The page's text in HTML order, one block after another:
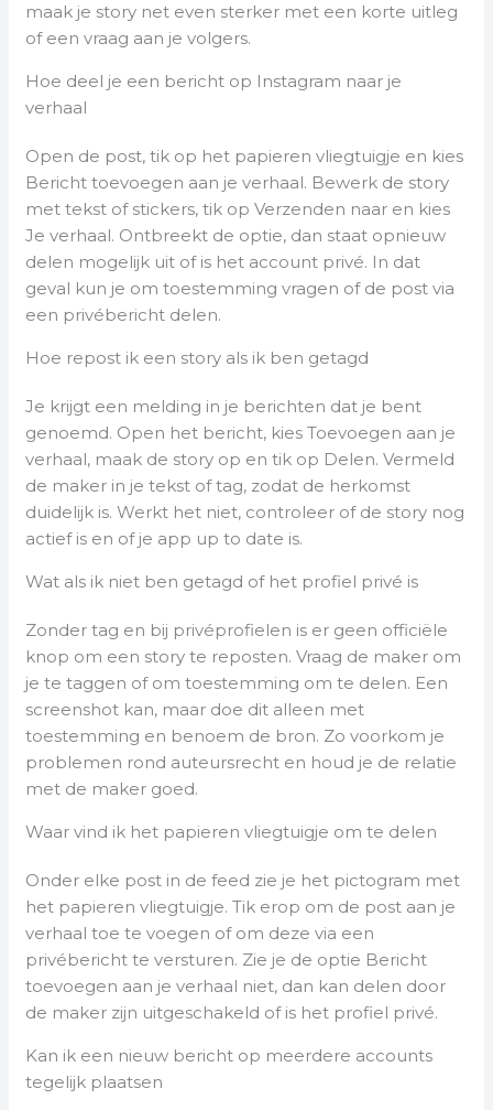
maak je story net even sterker met een korte uitleg
of een vraag aan je volgers.
Hoe deel je een bericht op Instagram naar je
verhaal
Open de post, tik op het papieren vliegtuigje en kies
Bericht toevoegen aan je verhaal. Bewerk de story
met tekst of stickers, tik op Verzenden naar en kies
Je verhaal. Ontbreekt de optie, dan staat opnieuw
delen mogelijk uit of is het account privé. In dat
geval kun je om toestemming vragen of de post via
een privébericht delen.
Hoe repost ik een story als ik ben getagd
Je krijgt een melding in je berichten dat je bent
genoemd. Open het bericht, kies Toevoegen aan je
verhaal, maak de story op en tik op Delen. Vermeld
de maker in je tekst of tag, zodat de herkomst
duidelijk is. Werkt het niet, controleer of de story nog
actief is en of je app up to date is.
Wat als ik niet ben getagd of het profiel privé is
Zonder tag en bij privéprofielen is er geen officiële
knop om een story te reposten. Vraag de maker om
je te taggen of om toestemming om te delen. Een
screenshot kan, maar doe dit alleen met
toestemming en benoem de bron. Zo voorkom je
problemen rond auteursrecht en houd je de relatie
met de maker goed.
Waar vind ik het papieren vliegtuigje om te delen
Onder elke post in de feed zie je het pictogram met
het papieren vliegtuigje. Tik erop om de post aan je
verhaal toe te voegen of om deze via een
privébericht te versturen. Zie je de optie Bericht
toevoegen aan je verhaal niet, dan kan delen door
de maker zijn uitgeschakeld of is het profiel privé.
Kan ik een nieuw bericht op meerdere accounts
tegelijk plaatsen